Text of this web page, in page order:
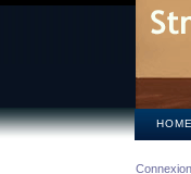
HOME
Connexion